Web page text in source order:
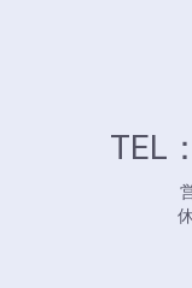
TEL